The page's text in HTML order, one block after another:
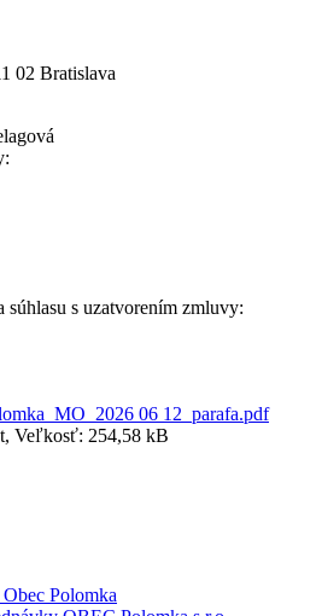
02 Bratislava
súhlasu s uzatvorením zmluvy:
06 12_parafa.pdf
Veľkosť: 254,58 kB
Polomka